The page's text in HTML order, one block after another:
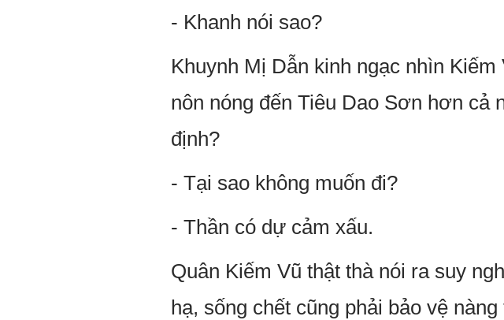
- Khanh nói sao?
Khuynh Mị Dẫn kinh ngạc nhìn
nôn nóng đến Tiêu Dao Sơn hơn cả
định?
- Tại sao không muốn đi?
- Thần có dự cảm xấu.
Quân Kiếm Vũ thật thà nói ra suy
hạ, sống chết cũng phải bảo vệ